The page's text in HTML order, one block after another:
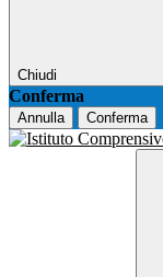
Chiudi
Conferma
Annulla Conferma